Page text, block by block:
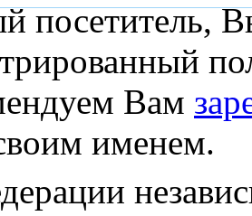
посетитель,
Вам
именем.